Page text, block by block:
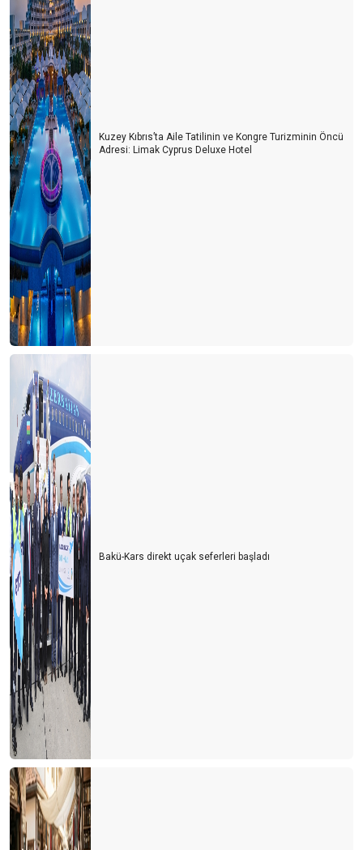
Kuzey Kıbrıs’ta Aile Tatilinin ve Kongre Turizminin Öncü
Adresi: Limak Cyprus Deluxe Hotel
Bakü-Kars direkt uçak seferleri başladı